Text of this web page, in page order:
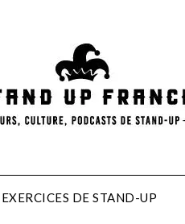
EXERCICES DE STAND-UP